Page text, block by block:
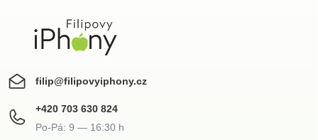
filip@filipovyiphony.cz
+420 703 630 824